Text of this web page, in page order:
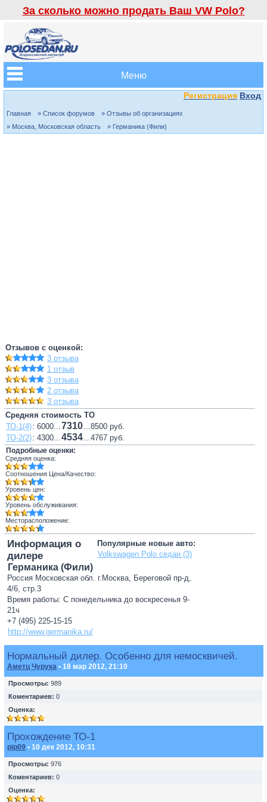
За сколько можно продать Ваш VW Polo?
Меню
Регистрация Вход
Главная » Список форумов
» Отзывы об организациях
» Москва, Московская область
» Германика (Фили)
Отзывов с оценкой:
3 отзыва
1 отзыв
3 отзыва
2 отзыва
3 отзыва
Средняя стоимость ТО
ТО-1(4): 6000...7310...8500 руб.
ТО-2(2): 4300...4534...4767 руб.
Подробные оценки:
Средняя оценка:
Соотношения Цена/Качество:
Уровень цен:
Уровень обслуживания:
Месторасположение:
Популярные новые авто:
Volkswagen Polo седан (3)
Информация о
дилере
Германика (Фили)
Россия Московская обл. г.Москва, Береговой пр-д,
4/6, стр.3
Время работы: С понедельника до воскресенья 9-
21ч
+7 (495) 225-15-15
http://www.germanika.ru/
Нормальный дилер. Особенно для немосквичей.
Аметц Чурука • 18 мар 2012, 21:10
Просмотры: 989
Коментариев: 0
Оценка:
Прохождение ТО-1
pip09 • 10 дек 2012, 10:31
Просмотры: 976
Коментариев: 0
Оценка: